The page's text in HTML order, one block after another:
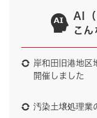
AI（
こ
岸和田旧港地区
開催しました
汚染土壌処理業